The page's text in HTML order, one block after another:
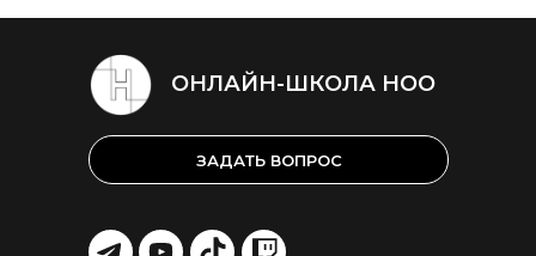
ОНЛАЙН-ШКОЛА НОО
LET'S
LET'S
LET'S
LET'S
ЗАДАТЬ ВОПРОС